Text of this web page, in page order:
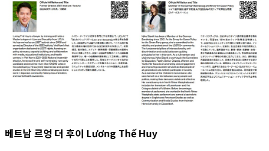
베트남 르엉 더 후이 Lương Thế Huy